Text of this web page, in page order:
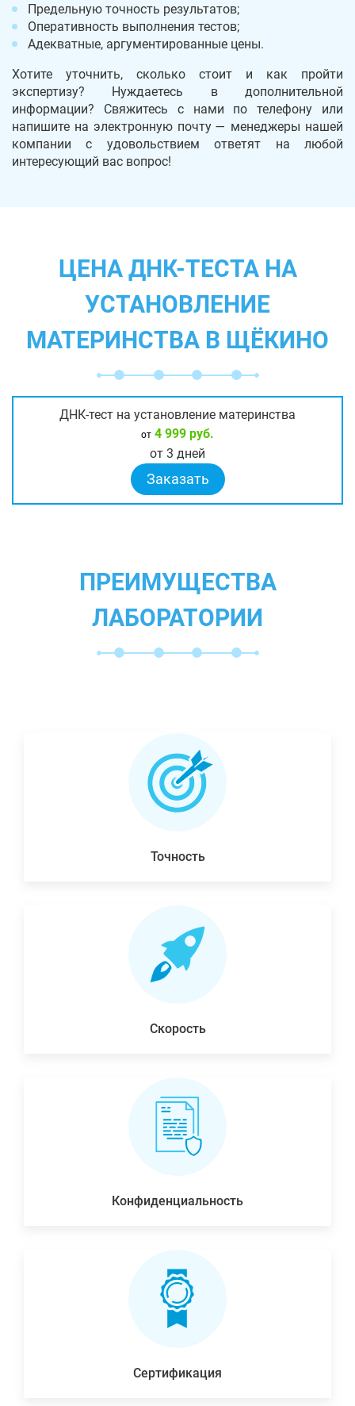
Предельную точность результатов;
Оперативность выполнения тестов;
Адекватные, аргументированные цены.
Хотите уточнить, сколько стоит и как пройти
экспертизу? Нуждаетесь в дополнительной
информации? Свяжитесь с нами по телефону или
напишите на электронную почту — менеджеры нашей
компании с удовольствием ответят на любой
интересующий вас вопрос!
ЦЕНА ДНК-ТЕСТА НА
УСТАНОВЛЕНИЕ
МАТЕРИНСТВА В ЩЁКИНО
ДНК-тест на установление материнства
от 4 999 руб.
от 3 дней
Заказать
ПРЕИМУЩЕСТВА
ЛАБОРАТОРИИ
Точность
Скорость
Конфиденциальность
Сертификация